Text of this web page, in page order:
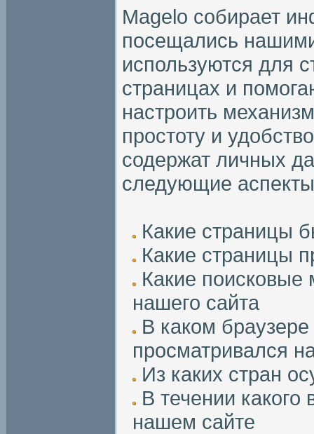
Magelo собирает
посещались
используются для
страницах и
настроить
простоту и
содержат личных
следующие
Какие страницы
Какие страницы
Какие
нашего сайта
В каком
просматривался
Из каких стран
В течении
нашем сайте